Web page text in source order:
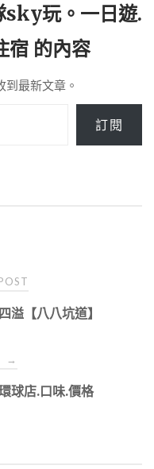
sky玩。一日遊.
宿 的內容
最新文章。
訂閱
溢【八八坑道】
→
球店.口味.價格